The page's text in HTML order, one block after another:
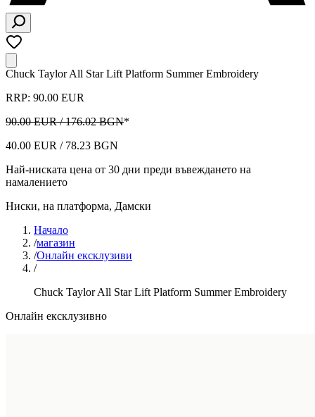
Chuck Taylor All Star Lift Platform Summer Embroidery
RRP: 90.00 EUR
90.00 EUR / 176.02 BGN*
40.00 EUR / 78.23 BGN
Най-ниската цена от 30 дни преди въвеждането на
намалението
Ниски, на платформа, Дамски
Начало
/магазин
/Онлайн ексклузиви
/
Chuck Taylor All Star Lift Platform Summer Embroidery
Онлайн ексклузивно